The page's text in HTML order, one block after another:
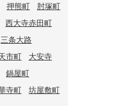
押熊町
肘塚町
西大寺赤田町
三条大路
市町
大安寺
鍋屋町
寺町
坊屋敷町